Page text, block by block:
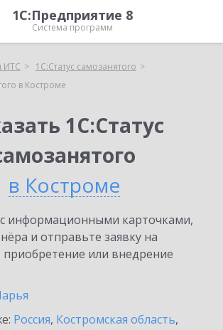
1С:Предприятие 8
Система программ
ИТС
1С:Статус самозанятого
в Костроме
1С:Статус
в Костроме
информационными карточками,
и отправьте заявку на
или внедрение
Россия, Костромская область,